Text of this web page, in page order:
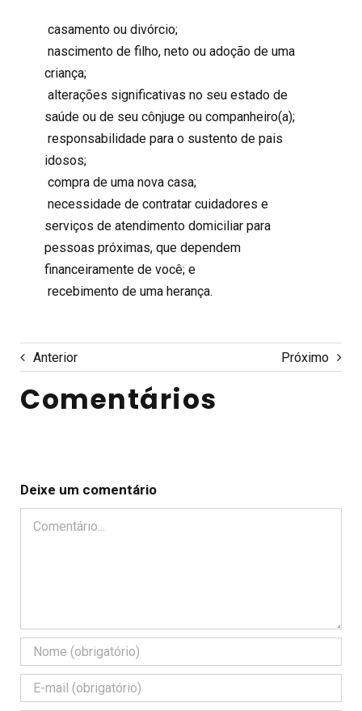
casamento ou divórcio;
nascimento de filho, neto ou adoção de uma
criança;
alterações significativas no seu estado de
saúde ou de seu cônjuge ou companheiro(a);
responsabilidade para o sustento de pais
idosos;
compra de uma nova casa;
necessidade de contratar cuidadores e
serviços de atendimento domiciliar para
pessoas próximas, que dependem
financeiramente de você; e
recebimento de uma herança.
Anterior Próximo
Comentários
Deixe um comentário
Comentário